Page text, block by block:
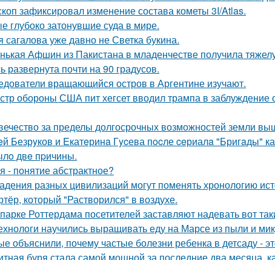
зафиксировал изменение состава кометы 3I/Atlas.
глубоко затонувшие суда в мире.
сагалова уже давно не Светка букина.
Афшин из Пакистана в младенчестве получила
развернута почти на 90 градусов.
вращающийся остров в Аргентине изучают.
обороны США пит хегсет вводил трампа в
за пределы долгосрочных возможностей земли
Безрyков и Eкатeринa Гycева пocле ceриалa "Бригaды"
двe пpичины.
- понятие абстрактное?
разных цивилизаций могут поменять хронологию
который "Растворился" в воздухе.
Роттердама посетителей заставляют надевать вот
научились выращивать еду на Марсе из пыли и
объяснили, почему частые болезни ребенка в детсаду -